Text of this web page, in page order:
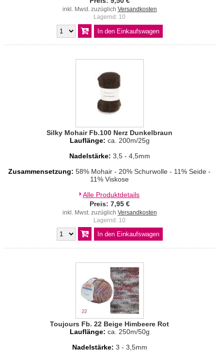
inkl. Mwst. zuzüglich Versandkosten
Lagernd: 10
Silky Mohair Fb.100 Nerz Dunkelbraun
Lauflänge: ca. 200m/25g
Nadelstärke: 3,5 - 4,5mm
Zusammensetzung:58% Mohair - 20% Schurwolle - 11% Seide -
11% Viskose
Alle Produktdetails
Preis: 7,95 €
inkl. Mwst. zuzüglich Versandkosten
Lagernd: 10
Toujours Fb. 22 Beige Himbeere Rot
Lauflänge: ca. 250m/50g
Nadelstärke: 3 - 3,5mm